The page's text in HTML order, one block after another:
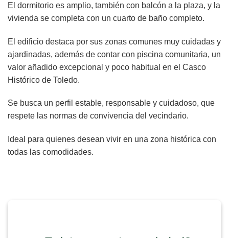
El dormitorio es amplio, también con balcón a la plaza, y la
vivienda se completa con un cuarto de baño completo.
El edificio destaca por sus zonas comunes muy cuidadas y
ajardinadas, además de contar con piscina comunitaria, un
valor añadido excepcional y poco habitual en el Casco
Histórico de Toledo.
Se busca un perfil estable, responsable y cuidadoso, que
respete las normas de convivencia del vecindario.
Ideal para quienes desean vivir en una zona histórica con
todas las comodidades.